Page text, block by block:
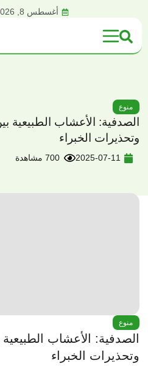
أغسطس 8, 2026
منوع
الصدفية: الأعشاب الطبيعية
وتحذيرات الخبراء
2025-07-11 700 مشاهدة
منوع
الصدفية: الأعشاب
وتحذيرات الخبراء